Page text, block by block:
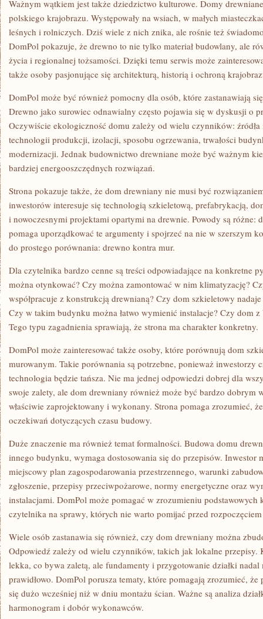
Ważnym wątkiem jest także dziedzictwo kulturowe. Domy
polskiego krajobrazu. Występowały na wsiach, w małych
leśnych i rolniczych. Dziś wiele z nich znika, ale rośnie też
DomPol pokazuje, że drewno to nie tylko materiał budowlany, ale
życia i regionalnej tożsamości. Dzięki temu serwis może
także osoby pasjonujące się architekturą, historią i ochroną
DomPol może być również pomocny dla osób, które zastanawiają
Drewno jako surowiec odnawialny często pojawia się w dyskusji o
Oczywiście ekologiczność domu zależy od wielu czynników: źródła
technologii produkcji, izolacji, sposobu ogrzewania, trwałości
modernizacji. Jednak budownictwo drewniane może być ważnym
bardziej energooszczędnych rozwiązań.
Strona pokazuje także, że dom drewniany nie musi być
inwestorów interesuje się technologią szkieletową, prefabrykacją,
i nowoczesnymi projektami opartymi na drewnie. Powody są
pomaga uporządkować te argumenty i spojrzeć na nie w szerszym
do prostego porównania: drewno kontra mur.
Dla czytelnika bardzo cenne są treści odpowiadające na konkretne
można otynkować? Czy można zamontować w nim klimatyzację?
współpracuje z konstrukcją drewnianą? Czy dom szkieletowy
Czy w takim budynku można łatwo wymienić instalacje? Czy dom
Tego typu zagadnienia sprawiają, że strona ma charakter konkretny.
DomPol może zainteresować także osoby, które porównują dom
murowanym. Takie porównania są potrzebne, ponieważ inwestorzy
technologia będzie tańsza. Nie ma jednej odpowiedzi dobrej dla
swoje zalety, ale dom drewniany również może być bardzo dobrym
właściwie zaprojektowany i wykonany. Strona pomaga zrozumieć,
oczekiwań dotyczących czasu budowy.
Duże znaczenie ma również temat formalności. Budowa domu
innego budynku, wymaga dostosowania się do przepisów. Inwestor
miejscowy plan zagospodarowania przestrzennego, warunki
zgłoszenie, przepisy przeciwpożarowe, normy energetyczne oraz
instalacjami. DomPol może pomagać w zrozumieniu podstawowych
czytelnika na sprawy, których nie warto pomijać przed
Wiele osób zastanawia się również, czy dom drewniany można
Odpowiedź zależy od wielu czynników, takich jak lokalne przepisy.
lekka, co bywa zaletą, ale fundamenty i przygotowanie działki
prawidłowo. DomPol porusza tematy, które pomagają zrozumieć,
się dużo wcześniej niż w dniu montażu ścian. Ważne są analiza
harmonogram i dobór wykonawców.